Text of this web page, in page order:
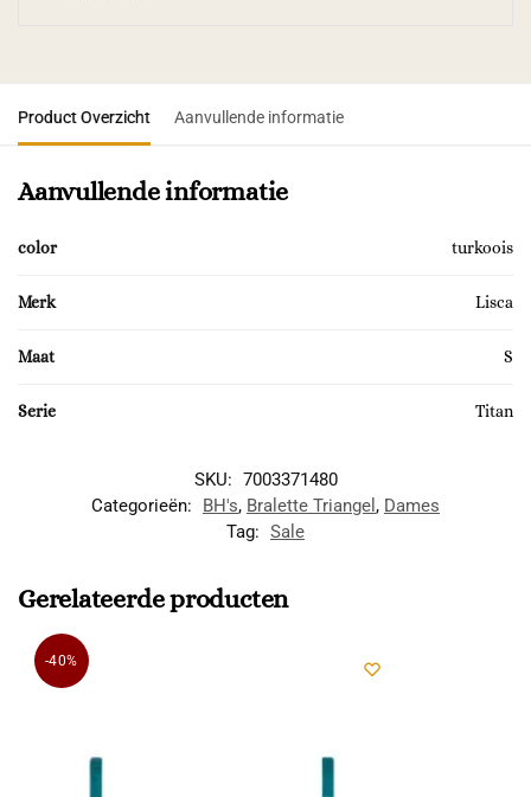
Product Overzicht Aanvullende informatie
Aanvullende informatie
color turkoois
Merk Lisca
Maat S
Serie Titan
SKU: 7003371480
Categorieën:
BH's, Bralette Triangel , Dames
Tag: Sale
Gerelateerde producten
-40%